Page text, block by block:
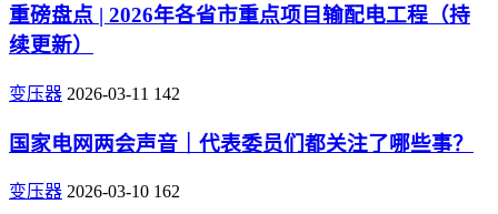
重磅盘点 | 2026年各省市重点项目输配电工程（持
续更新）
变压器 2026-03-11 142
国家电网两会声音｜代表委员们都关注了哪些事？
变压器 2026-03-10 162